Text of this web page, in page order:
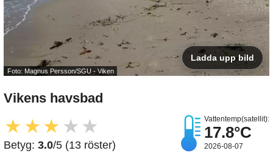
Foto: Magnus Persson/SGU - Viken
Ladda upp bild
Vikens havsbad
★ ★★ ★ ★
Betyg: 3.0/5 (13 röster)
Vattentemp(satellit):
17.8°C
2026-08-07